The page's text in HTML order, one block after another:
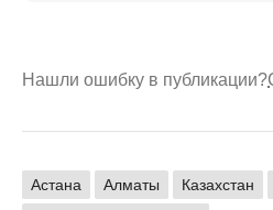
Нашли ошибку в публикации?
Астана Алматы Казахстан